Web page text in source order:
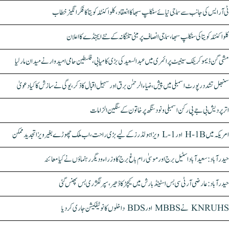
ٹی آر ایس کی جانب سے سماجی نیائے سنکلپ سبھا کا انعقاد، کلواکنٹلہ کویتا کا فکر انگیز خطاب
کلواکنٹلہ کویتا کی سنکلپ سبھا، سماجی انصاف پر مبنی تلنگانہ کے نئے ایجنڈے کا اعلان
مشی گن ڈیموکریٹک سینیٹ پرائمری میں عبدالسعید کی بڑی کامیابی، فلسطین حامی امیدوار نے میدان مار لیا
سنبھل تشدد رپورٹ اسمبلی میں پیش، ضیاء الرحمٰن برق اور سہیل اقبال کا ذکر، یوگی نے سازش کا کیا دعویٰ
اتر پردیش بی جے پی رکن اسمبلی ونود سنگھ پر خاتون کے سنگین الزامات
امریکہ میں H-1B اور L-1 ویزا ہولڈرز کے لیے بڑی راحت، اب ملک چھوڑے بغیر ویزا تجدید ممکن
حیدرآباد: سعیدآباد اسٹیل برج اور موسیٰ رام باغ برج کا وزراء و دیگر رہنماؤں نے کیا معائنہ
حیدرآباد: عارضی آر ٹی سی بس اسٹینڈ بارش میں کیچڑ کا ڈھیر، سپر لگژری بس پھنس گئی
KNRUHS نے MBBS اور BDS داخلوں کا نوٹیفکیشن جاری کر دیا